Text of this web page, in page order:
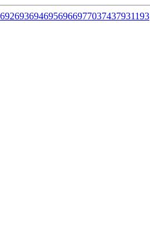
6926936946956966977037437931193